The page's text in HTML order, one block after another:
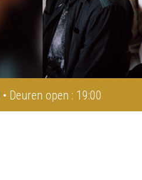
• Deuren open : 19:00